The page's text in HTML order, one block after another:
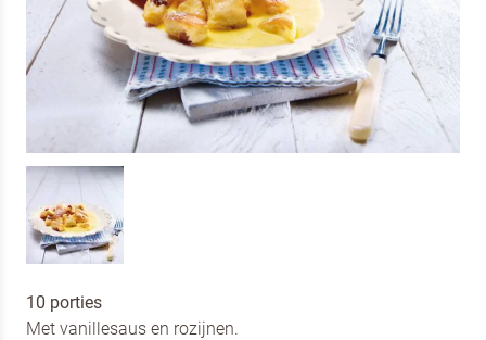
10 porties
Met vanillesaus en rozijnen.